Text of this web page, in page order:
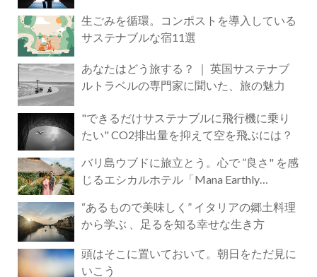
生ごみを循環。コンポストを導入している
サステナブルな宿11選
あなたはどう旅する？ ｜ 英国サステナブ
ルトラベルの専門家に聞いた、旅の魅力
"できるだけサステナブルに飛行機に乗り
たい" CO2排出量を抑えて空を飛ぶには？
バリ島ウブドに旅立とう。心で ”良さ" を感
じるエシカルホテル「Mana Earthly
“あるもので美味しく” イタリアの郷土料理
から学ぶ 、足るを知る幸せな生き方
頭はそこに置いておいて。朝日をただ見に
いこう